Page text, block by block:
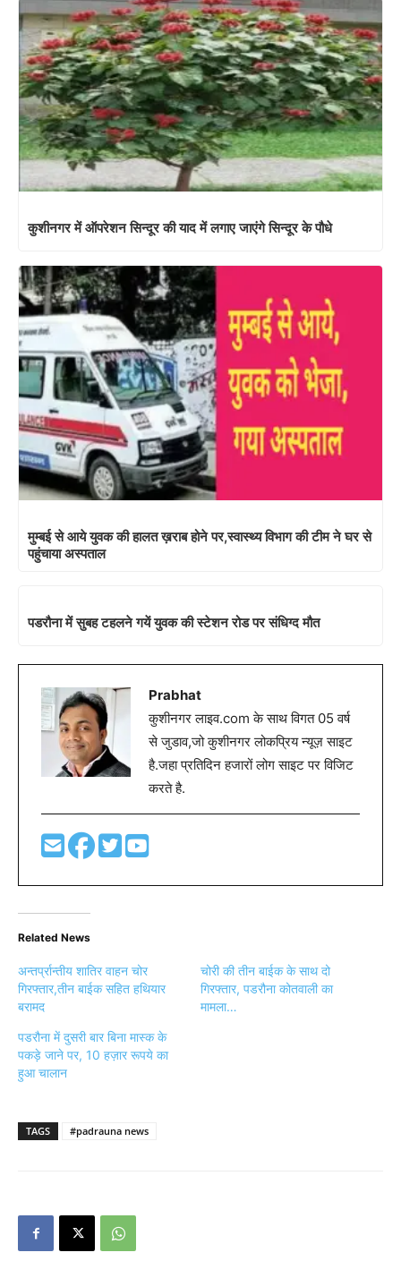
कुशीनगर में ऑपरेशन सिन्दूर की याद में लगाए जाएंगे सिन्दूर के पौधे
मुम्बई से आये युवक की हालत ख़राब होने पर,स्वास्थ्य विभाग की टीम ने घर से
पहुंचाया अस्पताल
पडरौना में सुबह टहलने गयें युवक की स्टेशन रोड पर संधिग्द मौत
Prabhat
कुशीनगर लाइव.com के साथ विगत 05 वर्ष
से जुडाव,जो कुशीनगर लोकप्रिय न्यूज़ साइट
है.जहा प्रतिदिन हजारों लोग साइट पर विजिट
करते है.
Related News
अन्तर्प्रान्तीय शातिर वाहन चोर
गिरफ्तार,तीन बाईक सहित हथियार
बरामद
चोरी की तीन बाईक के साथ दो
गिरफ्तार, पडरौना कोतवाली का
मामला…
पडरौना में दुसरी बार बिना मास्क के
पकड़े जाने पर, 10 हज़ार रूपये का
हुआ चालान
TAGS #padrauna news